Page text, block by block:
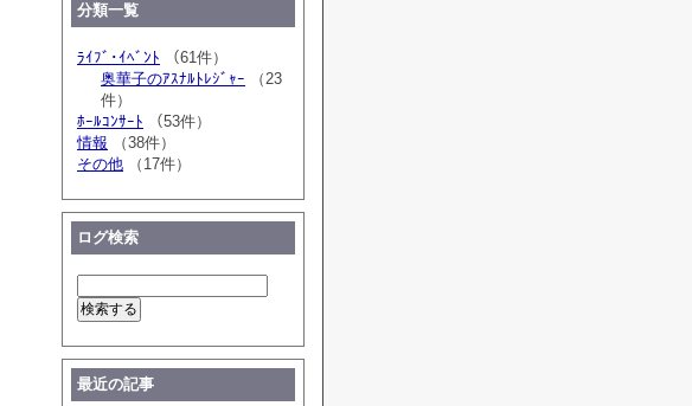
分類一覧
ﾗｲﾌﾞ･ｲﾍﾞﾝﾄ （61件）
奥華子のｱｽﾅﾙﾄﾚｼﾞｬｰ （23
件）
ﾎｰﾙｺﾝｻｰﾄ （53件）
情報 （38件）
その他 （17件）
ログ検索
最近の記事